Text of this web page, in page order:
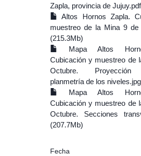
Zapla, provincia de
Altos Hornos Zapla.
muestreo de la Mina 9 de
(215.3Mb)
Mapa Altos
Cubicación y muestreo de
Octubre. Proyección
planmetría de los
Mapa Altos
Cubicación y muestreo de
Octubre. Secciones
(207.7Mb)
Fecha